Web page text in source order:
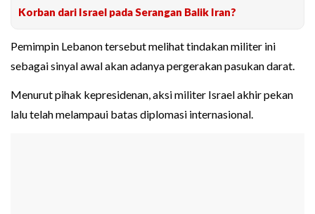
Korban dari Israel pada Serangan Balik Iran?
Pemimpin Lebanon tersebut melihat tindakan militer ini
sebagai sinyal awal akan adanya pergerakan pasukan darat.
Menurut pihak kepresidenan, aksi militer Israel akhir pekan
lalu telah melampaui batas diplomasi internasional.